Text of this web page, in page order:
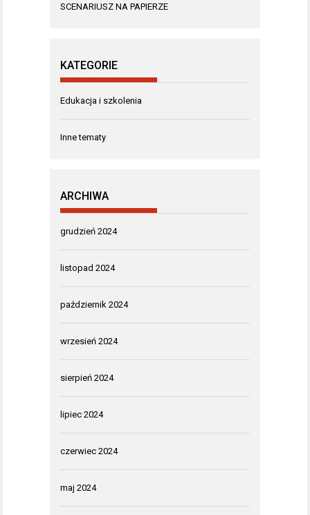
SCENARIUSZ NA PAPIERZE
KATEGORIE
Edukacja i szkolenia
Inne tematy
ARCHIWA
grudzień 2024
listopad 2024
październik 2024
wrzesień 2024
sierpień 2024
lipiec 2024
czerwiec 2024
maj 2024